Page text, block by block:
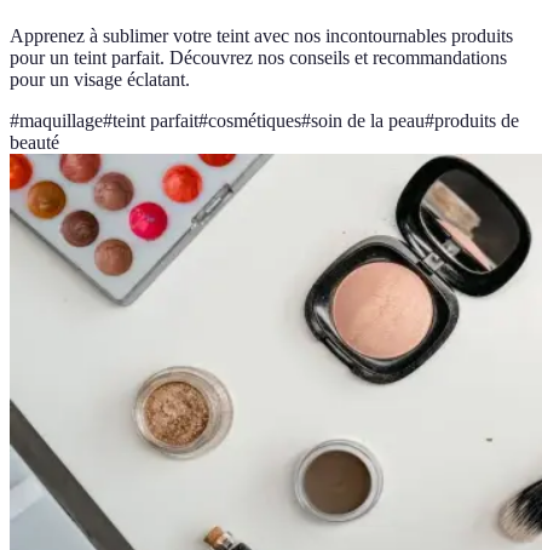
Apprenez à sublimer votre teint avec nos incontournables produits
pour un teint parfait. Découvrez nos conseils et recommandations
pour un visage éclatant.
#maquillage#teint parfait#cosmétiques#soin de la peau#produits de
beauté